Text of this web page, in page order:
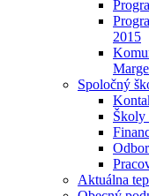
2015
Spoločný
Školy
Aktuálna